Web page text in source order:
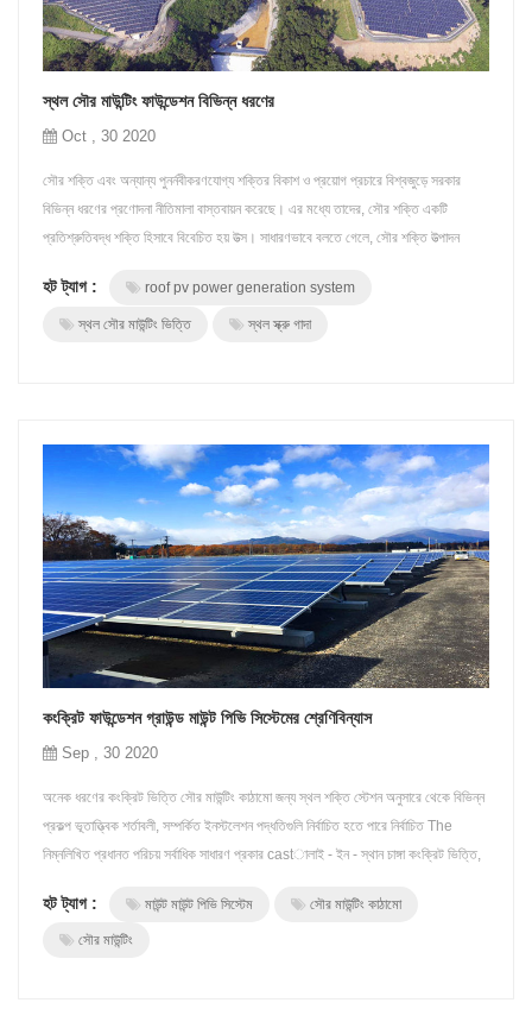
স্থল সৌর মাউন্টিং ফাউন্ডেশন বিভিন্ন ধরণের
Oct , 30 2020
সৌর শক্তি এবং অন্যান্য পুনর্নবীকরণযোগ্য শক্তির বিকাশ ও প্রয়োগ প্রচারে বিশ্বজুড়ে সরকার
বিভিন্ন ধরণের প্রণোদনা নীতিমালা বাস্তবায়ন করেছে। এর মধ্যে তাদের, সৌর শক্তি একটি
প্রতিশ্রুতিবদ্ধ শক্তি হিসাবে বিবেচিত হয় উত্স। সাধারণভাবে বলতে গেলে, সৌর শক্তি উত্পাদন
ফটোভোলটাইক বিদ্যুৎ উত্পাদন সিস্টেম; অন্যটি বিতরণ করা হয...
হট ট্যাগ : roof pv power generation system
স্থল সৌর মাউন্টিং ভিত্তি স্থল স্ক্রু গাদা
কংক্রিট ফাউন্ডেশন গ্রাউন্ড মাউন্ট পিভি সিস্টেমের শ্রেণিবিন্যাস
Sep , 30 2020
অনেক ধরণের কংক্রিট ভিত্তি সৌর মাউন্টিং কাঠামো জন্য স্থল শক্তি স্টেশন অনুসারে থেকে বিভিন্ন
প্রকল্প ভূতাত্ত্বিক শর্তাবলী, সম্পর্কিত ইনস্টলেশন পদ্ধতিগুলি নির্বাচিত হতে পারে নির্বাচিত The
নিম্নলিখিত প্রধানত পরিচয় সর্বাধিক সাধারণ প্রকার castালাই - ইন - স্থান চাঙ্গা কংক্রিট ভিত্তি,
1.কাস্ট - ইন - স্থান কংক্রিট পা...
হট ট্যাগ : মাউন্ট মাউন্ট পিভি সিস্টেম সৌর মাউন্টিং কাঠামো
সৌর মাউন্টিং